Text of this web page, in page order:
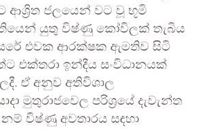
ආශ්‍රිත ජලයෙන් වට වූ භූමි
යුතු විෂ්ණු කෝවිලක් තැබිය
එවක ආරක්ෂක ඇමතිව සිටි
එක්තරා ඉන්දීය සංවිධානයක්
ඒ අනුව අතිවිශාල
මුතුරාජවෙල පරිශ්‍රයේ දැවැන්ත
නම් විෂ්ණු අවතාරය සඳහා